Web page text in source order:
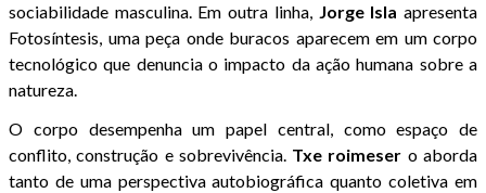
sociabilidade masculina. Em outra linha, Jorge Isla apresenta
Fotosíntesis, uma peça onde buracos aparecem em um corpo
tecnológico que denuncia o impacto da ação humana sobre a
natureza.
O corpo desempenha um papel central, como espaço de
conflito, construção e sobrevivência. Txe roimeser o aborda
tanto de uma perspectiva autobiográfica quanto coletiva em